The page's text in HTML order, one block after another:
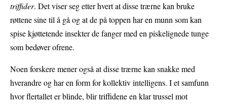
triffider. Det viser seg etter hvert at disse trærne kan bruke
røttene sine til å gå og at de på toppen har en munn som kan
spise kjøttetende insekter de fanger med en piskelignede tunge
som bedøver ofrene.
Noen forskere mener også at disse trærne kan snakke med
hverandre og har en form for kollektiv intelligens. I et samfunn
hvor flertallet er blinde, blir triffidene en klar trussel mot